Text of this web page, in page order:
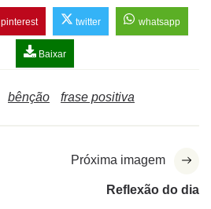
pinterest twitter whatsapp
Baixar
bênção frase positiva
Próxima imagem
Reflexão do dia